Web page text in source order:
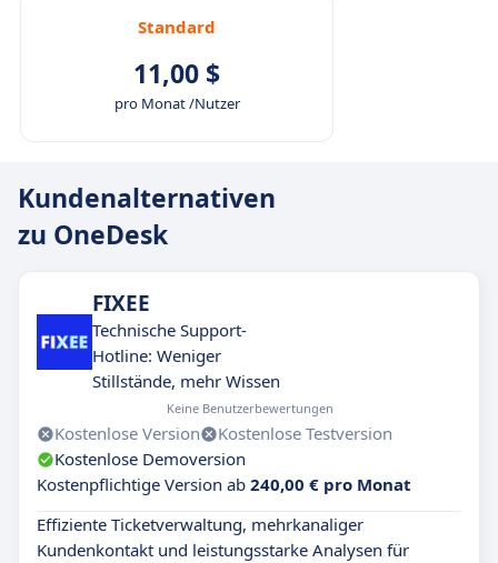
Standard
11,00 $
pro Monat /Nutzer
Kundenalternativen
zu OneDesk
FIXEE
Technische Support-
Hotline: Weniger
Stillstände, mehr Wissen
Keine Benutzerbewertungen
Kostenlose Version
Kostenlose Testversion
Kostenlose Demoversion
Kostenpflichtige Version ab 240,00 € pro Monat
Effiziente Ticketverwaltung, mehrkanaliger
Kundenkontakt und leistungsstarke Analysen für